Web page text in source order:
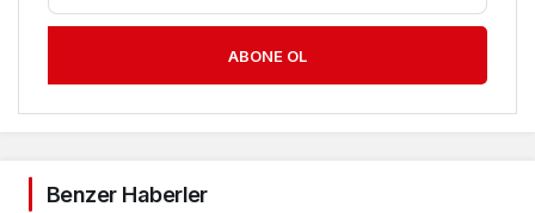
ABONE OL
Benzer Haberler